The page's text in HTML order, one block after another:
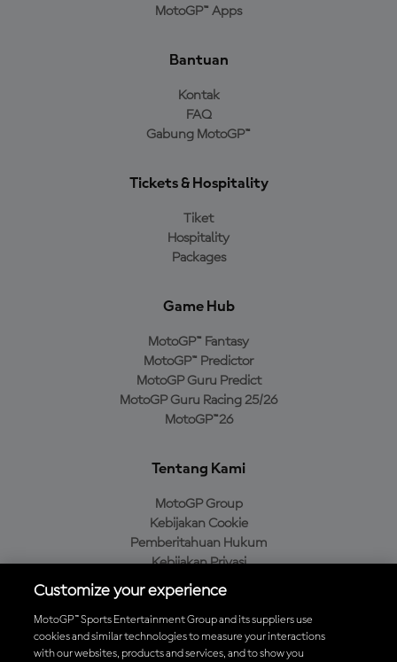
MotoGP™ Apps
Bantuan
Kontak
FAQ
Gabung MotoGP™
Tickets & Hospitality
Tiket
Hospitality
Packages
Game Hub
MotoGP™ Fantasy
MotoGP™ Predictor
MotoGP Guru Predict
MotoGP Guru Racing 25/26
MotoGP™26
Tentang Kami
MotoGP Group
Kebijakan Cookie
Pemberitahuan Hukum
Kebijakan Privasi
Kebijakan Pembelian
Unduh Aplikasi Resmi MotoGP™
Customize your experience
MotoGP™ Sports Entertainment Group and its suppliers use
cookies and similar technologies to measure your interactions
with our websites, products and services, and to show you